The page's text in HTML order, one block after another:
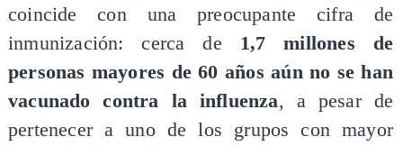
coincide con una preocupante cifra de
inmunización: cerca de 1,7 millones de
personas mayores de 60 años aún no se han
vacunado contra la influenza, a pesar de
pertenecer a uno de los grupos con mayor